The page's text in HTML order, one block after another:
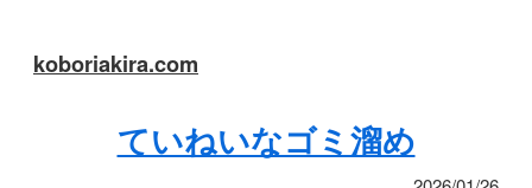
koboriakira.com
ていねいなゴミ溜め